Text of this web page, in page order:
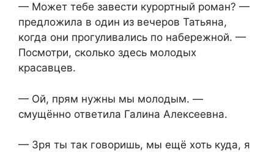
— Может тебе завести курортный роман? —
предложила в один из вечеров Татьяна,
когда они прогуливались по набережной. —
Посмотри, сколько здесь молодых
красавцев.
— Ой, прям нужны мы молодым. —
смущённо ответила Галина Алексеевна.
— Зря ты так говоришь, мы ещё хоть куда, я